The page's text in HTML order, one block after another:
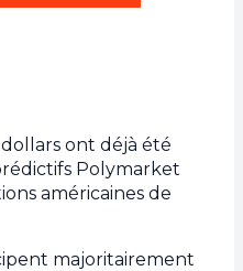
ont déjà été
Polymarket
américaines de
majoritairement